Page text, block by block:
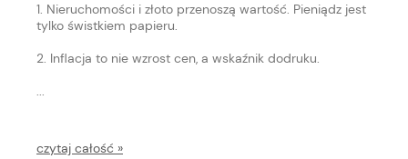
1. Nieruchomości i złoto przenoszą wartość. Pieniądz jest
tylko świstkiem papieru.
2. Inflacja to nie wzrost cen, a wskaźnik dodruku.
...
czytaj całość »